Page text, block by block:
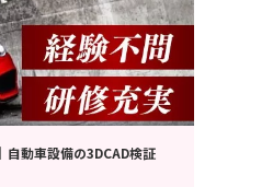
動車設備の3DCAD検証